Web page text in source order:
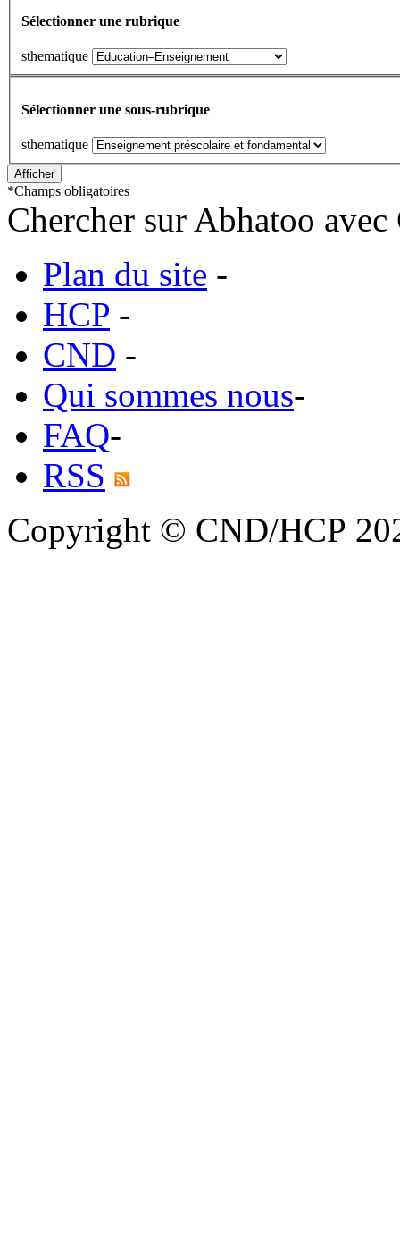
Sélectionner une rubrique
sthematique
Sélectionner une sous-rubrique
sthematique
*Champs obligatoires
Chercher sur Abhatoo
Plan du site -
HCP -
CND -
Qui sommes nous-
FAQ-
RSS
Copyright © CND/HCP